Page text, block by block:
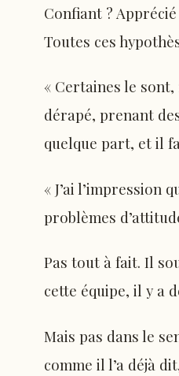
Confiant ?
Toutes ces
« Certaines le
dérapé, prenant
quelque part, et il
« J’ai l’impression
problèmes
Pas tout à fait. Il
cette équipe, il y a
Mais pas dans le
comme il l’a déjà